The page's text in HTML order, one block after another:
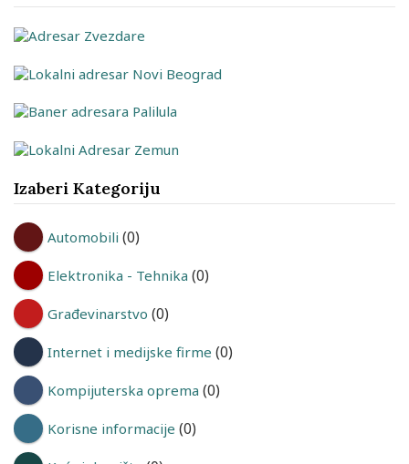
Izaberi Kategoriju
Automobili (0)
Elektronika - Tehnika (0)
Građevinarstvo (0)
Internet i medijske firme (0)
Kompijuterska oprema (0)
Korisne informacije (0)